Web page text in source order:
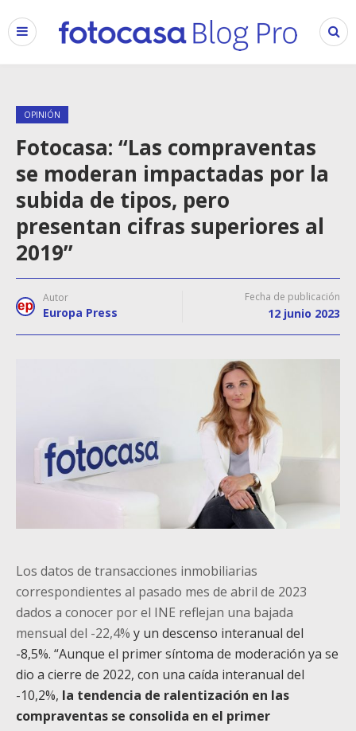
OPINIÓN
Fotocasa: “Las compraventas
se moderan impactadas por la
subida de tipos, pero
presentan cifras superiores al
2019”
Autor
Europa Press
Fecha de publicación
12 junio 2023
Los datos de transacciones inmobiliarias
correspondientes al pasado mes de abril de 2023
dados a conocer por el INE reflejan una bajada
mensual del -22,4% y un descenso interanual del
-8,5%. “Aunque el primer síntoma de moderación ya se
dio a cierre de 2022, con una caída interanual del
-10,2%, la tendencia de ralentización en las
compraventas se consolida en el primer